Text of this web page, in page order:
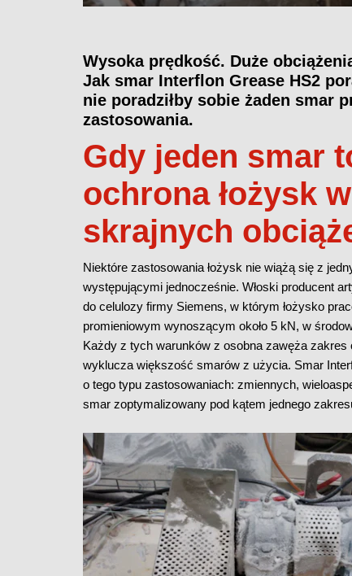
Wysoka prędkość. Duże
Jak smar Interflon Grease HS2
nie poradziłby sobie żaden smar
zastosowania.
Gdy jeden smar
ochrona łożysk
skrajnych
Niektóre zastosowania łożysk nie wiążą się z
występującymi jednocześnie. Włoski producent
do celulozy firmy Siemens, w którym łożysko
promieniowym wynoszącym około 5 kN, w
Każdy z tych warunków z osobna zawęża
wyklucza większość smarów z użycia. Smar
o tego typu zastosowaniach: zmiennych,
smar zoptymalizowany pod kątem jednego